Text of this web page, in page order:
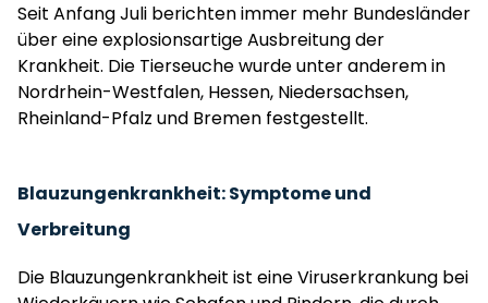
Seit Anfang Juli berichten immer mehr Bundesländer
über eine explosionsartige Ausbreitung der
Krankheit. Die Tierseuche wurde unter anderem in
Nordrhein-Westfalen, Hessen, Niedersachsen,
Rheinland-Pfalz und Bremen festgestellt.
Blauzungenkrankheit: Symptome und
Verbreitung
Die Blauzungenkrankheit ist eine Viruserkrankung bei